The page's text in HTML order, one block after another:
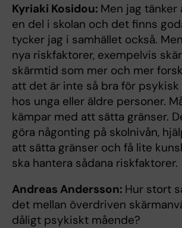
Kyriaki Kosidou: Men jag
en del i skolan och det finns
tycker jag i samhället också.
nya riskfaktorer, exempelvis
skärmtid som mer och mer
att det är inte så bra för psykisk
hos unga eller äldre personer.
kämpar med att sätta gränser.
göra någonting på skolnivån,
att sätta gränser och få lite
ska hantera sådana riskfaktorer.
Andreas Andersson: Hur stort
det mellan överdriven
dåligt psykiskt mående?